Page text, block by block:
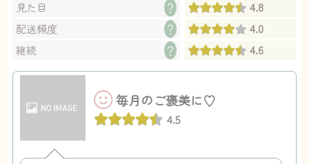
見た目 ？ 4.8
配送頻度 ？ 4.0
継続 ？ 4.6
毎月のご褒美に♡
4.5